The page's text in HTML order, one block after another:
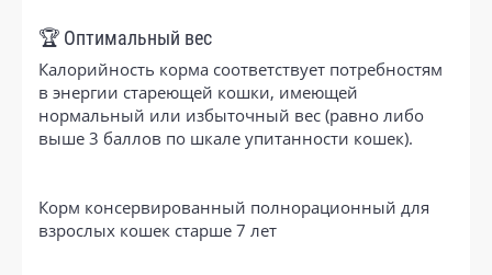
🏆 Оптимальный вес
Калорийность корма соответствует потребностям
в энергии стареющей кошки, имеющей
нормальный или избыточный вес (равно либо
выше 3 баллов по шкале упитанности кошек).
Корм консервированный полнорационный для
взрослых кошек старше 7 лет